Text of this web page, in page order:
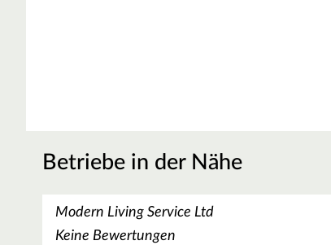
Betriebe in der Nähe
Modern Living Service Ltd
Keine Bewertungen